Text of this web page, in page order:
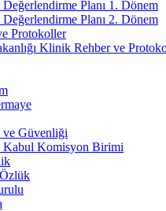
Değerlendirme Planı 1. Dönem
Değerlendirme Planı 2. Dönem
Protokoller
Klinik Rehber ve
ve Güvenliği
Kabul Komisyon Birimi